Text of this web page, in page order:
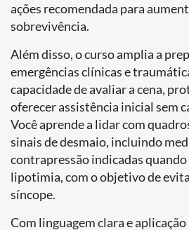
ações recomendada para
sobrevivência.
Além disso, o curso amplia a
emergências clínicas e
capacidade de avaliar a cena,
oferecer assistência inicial sem
Você aprende a lidar com
sinais de desmaio, incluindo
contrapressão indicadas
lipotimia, com o objetivo de
síncope.
Com linguagem clara e